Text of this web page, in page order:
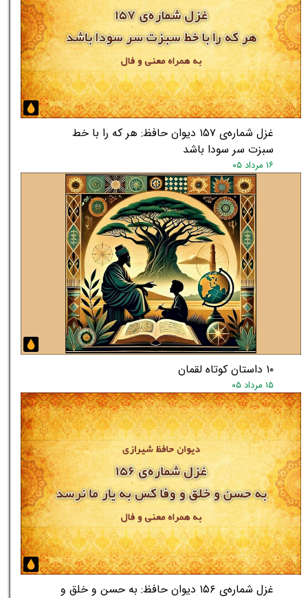
غزل شماره‌ی ۱۵۷ دیوان حافظ: هر که را با خط
سبزت سر سودا باشد
۱۶ مرداد ۰۵
۱۰ داستان کوتاه لقمان
۱۵ مرداد ۰۵
غزل شماره‌ی ۱۵۶ دیوان حافظ: به حسن و خلق و